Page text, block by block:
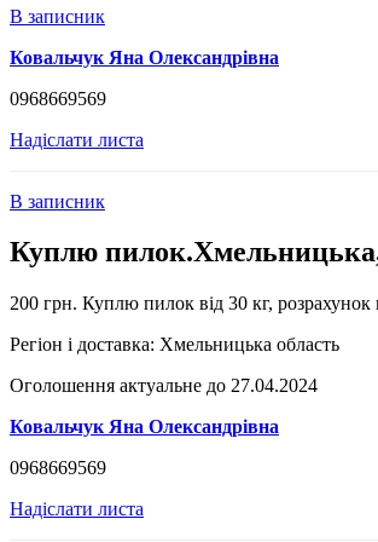
В записник
Ковальчук Яна Олександрівна
0968669569
Надіслати листа
В записник
Куплю
200 грн. Куплю пилок від 30 кг, розрахунок
Регіон і доставка: Хмельницька область
Оголошення актуальне до 27.04.2024
Ковальчук Яна Олександрівна
0968669569
Надіслати листа